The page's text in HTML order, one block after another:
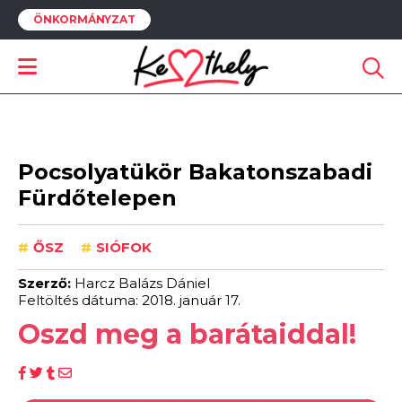
ÖNKORMÁNYZAT
Pocsolyatükör Bakatonszabadi
Fürdőtelepen
# ŐSZ # SIÓFOK
Szerző: Harcz Balázs Dániel
Feltöltés dátuma: 2018. január 17.
Oszd meg a barátaiddal!